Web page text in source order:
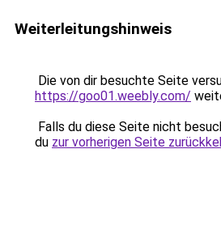
Weiterleitungshinweis
Die von dir besuchte Seite
https://goo01.weebly.com/
Falls du diese Seite nicht
du zur vorherigen Seite